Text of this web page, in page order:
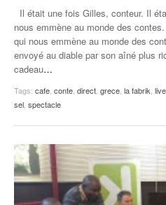
Il était une fois Gilles, conteur. Il
nous emmène au monde des
qui nous emmène au monde des
envoyé au diable par son aîné plus
cadeau…
Tags: cafe conte direct grece la fabrik live
sel spectacle